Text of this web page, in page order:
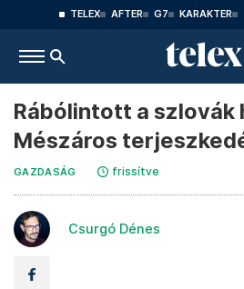
TELEX AFTER G7 KARAKTER
Rábólintott a szlovák
Mészáros
GAZDASÁG frissítve
Csurgó Dénes